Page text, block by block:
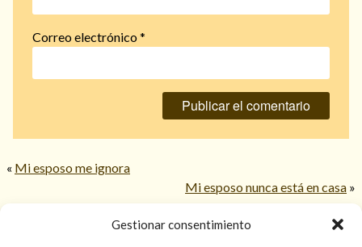
Gestionar consentimiento
Correo electrónico*
« Mi esposo me ignora
Mi esposo nunca está en casa »